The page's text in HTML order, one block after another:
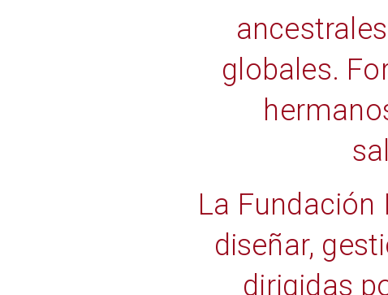
globales.
La Fundación
diseñar,
dirigidas